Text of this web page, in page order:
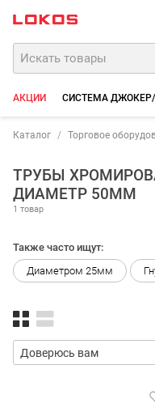
АКЦИИ СИСТЕМА
Каталог Торговое
ТРУБЫ
ДИАМЕТР 50ММ
1 товар
Также часто ищут:
Диаметром 25мм